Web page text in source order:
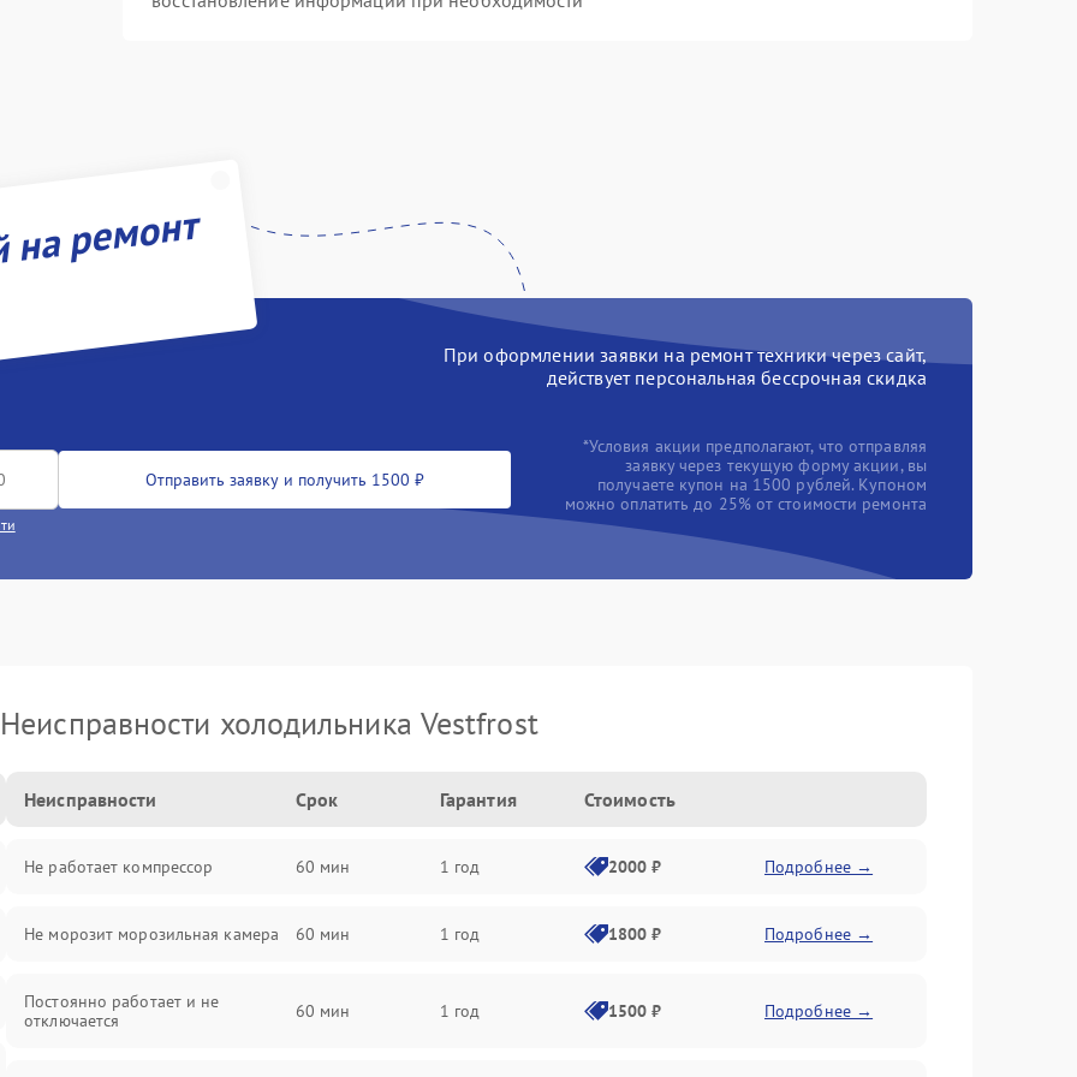
ремонт
При оформлении заявки на ремонт техники через сайт,
действует персональная бессрочная скидка
Отправить заявку и получить 1500 ₽
*Условия акции предполагают, что отправляя
заявку через текущую форму акции, вы
получаете купон на 1500 рублей. Купоном
можно оплатить до 25% от стоимости ремонта
Неисправности холодильника Vestfrost
Неисправности Срок Гарантия Стоимость
Не работает компрессор 60 мин 1 год 2000 ₽ Подробнее →
Не морозит морозильная камера 60 мин 1 год 1800 ₽ Подробнее →
Постоянно работает и не
отключается
60 мин 1 год 1500 ₽ Подробнее →